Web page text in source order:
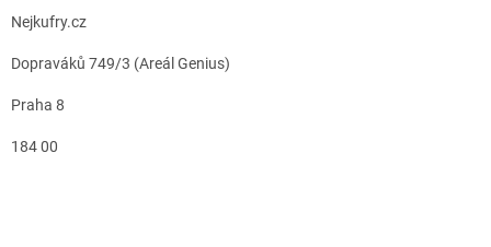
Nejkufry.cz
Dopraváků 749/3 (Areál Genius)
Praha 8
184 00